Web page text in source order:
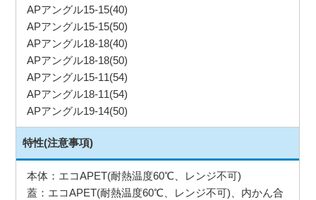
APアングル15-15(40)
APアングル15-15(50)
APアングル18-18(40)
APアングル18-18(50)
APアングル15-11(54)
APアングル18-11(54)
APアングル19-14(50)
特性(注意事項)
本体：エコAPET(耐熱温度60℃、レンジ不可)
蓋：エコAPET(耐熱温度60℃、レンジ不可)、内かん合